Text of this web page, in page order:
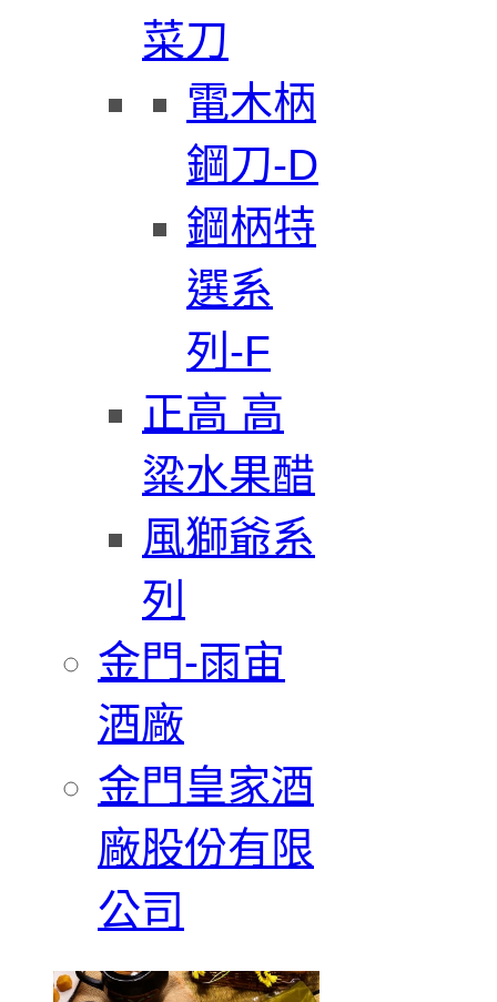
菜刀
電木柄
鋼刀-D
鋼柄特
選系
列-F
正高 高
粱水果醋
風獅爺系
列
金門-雨宙
酒廠
金門皇家酒
廠股份有限
公司